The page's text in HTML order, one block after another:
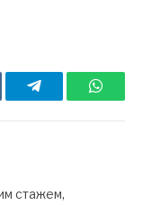
Telegram
стажем,